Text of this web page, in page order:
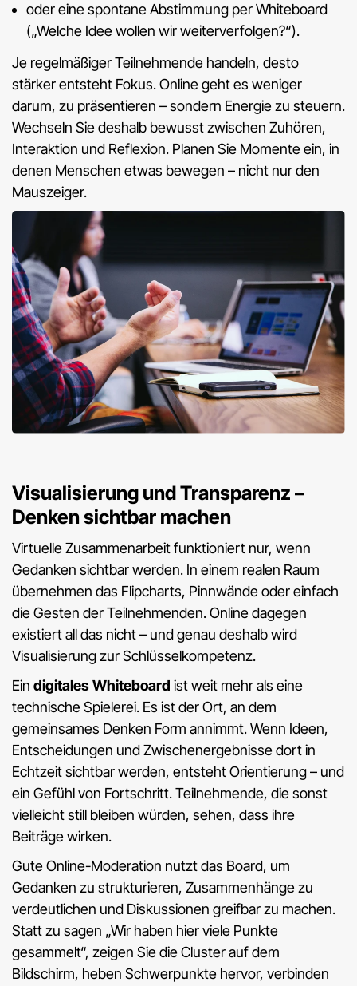
oder eine spontane Abstimmung per Whiteboard
(„Welche Idee wollen wir weiterverfolgen?“).
Je regelmäßiger Teilnehmende handeln, desto
stärker entsteht Fokus. Online geht es weniger
darum, zu präsentieren – sondern Energie zu steuern.
Wechseln Sie deshalb bewusst zwischen Zuhören,
Interaktion und Reflexion. Planen Sie Momente ein, in
denen Menschen etwas bewegen – nicht nur den
Mauszeiger.
Visualisierung und Transparenz –
Denken sichtbar machen
Virtuelle Zusammenarbeit funktioniert nur, wenn
Gedanken sichtbar werden. In einem realen Raum
übernehmen das Flipcharts, Pinnwände oder einfach
die Gesten der Teilnehmenden. Online dagegen
existiert all das nicht – und genau deshalb wird
Visualisierung zur Schlüsselkompetenz.
Ein digitales Whiteboard ist weit mehr als eine
technische Spielerei. Es ist der Ort, an dem
gemeinsames Denken Form annimmt. Wenn Ideen,
Entscheidungen und Zwischenergebnisse dort in
Echtzeit sichtbar werden, entsteht Orientierung – und
ein Gefühl von Fortschritt. Teilnehmende, die sonst
vielleicht still bleiben würden, sehen, dass ihre
Beiträge wirken.
Gute Online-Moderation nutzt das Board, um
Gedanken zu strukturieren, Zusammenhänge zu
verdeutlichen und Diskussionen greifbar zu machen.
Statt zu sagen „Wir haben hier viele Punkte
gesammelt“, zeigen Sie die Cluster auf dem
Bildschirm, heben Schwerpunkte hervor, verbinden